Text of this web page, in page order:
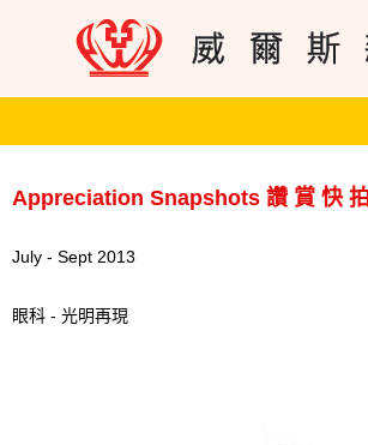
Appreciation Snapshots 讚 賞 快 拍
July - Sept 2013
眼科 - 光明再現